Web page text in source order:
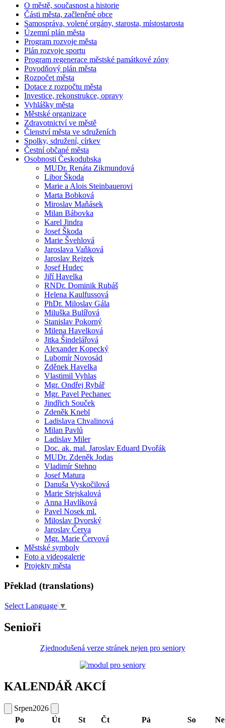
O městě, současnost a historie
Části města, začleněné obce
Samospráva, volené orgány, starosta, místostarosta
Územní plán města
Program rozvoje města
Plán rozvoje sportu
Program regenerace městské památkové zóny
Povodňový plán města
Rozpočet města
Dotace z rozpočtu města
Investice, rekonstrukce, opravy
Vyhlášky města
Městské organizace
Zdravotnictví ve městě
Členství města ve sdruženích
Spolky, sdružení, církev
Čestní občané města
Osobnosti Českodubska
MUDr. Renáta Zikmundová
Libor Škoda
Marie a Alois Steinbauerovi
Marta Bobková
Miroslav Maňásek
Milan Bábovka
Karel Jindra
Josef Škoda
Marie Švehlová
Jaroslava Vaňková
Jaroslav Rejzek
Josef Hudec
Jiří Havelka
RNDr. Dominik Rubáš
Helena Kaulfussová
PhDr. Miloslav Gála
Miluška Bulířová
Stanislav Pokorný
Milena Havelková
Jitka Šindelářová
Alexander Kopecký
Lubomír Novosád
Zděnek Havelka
Vlastimil Vyhlas
Mgr. Ondřej Rybář
Mgr. Pavel Pechanec
Jindřich Souček
Zdeněk Knebl
Ladislava Chvalinová
Milan Pavlů
Ladislav Miler
Doc. ak. mal. Jaroslav Eduard Dvořák
MUDr. Zdeněk Jodas
Vladimír Stehno
Josef Matura
Danuša Vyskočilová
Marie Stejskalová
Anna Havlíková
Pavel Nosek ml.
Miloslav Dvorský
Jaroslav Červa
Mgr. Marie Červová
Městské symboly
Foto a videogalerie
Projekty města
Překlad (translations)
Select Language ▼
Senioři
Zjednodušená verze stránek nejen pro seniory
KALENDÁŘ AKCÍ
Srpen2026
Po
Út St Čt Pá So
Ne